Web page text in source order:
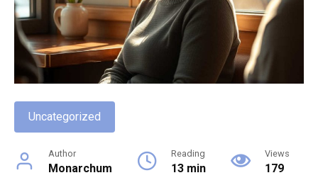
Uncategorized
Author
Monarchum
Reading
13 min
Views
179